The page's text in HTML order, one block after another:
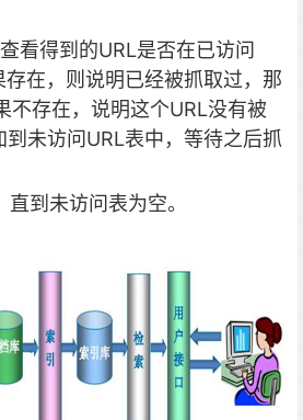
看得到的URL是否在已访问
在，则说明已经被抓取过，那
不存在，说明这个URL没有被
未访问URL表中，等待之后抓
到未访问表为空。